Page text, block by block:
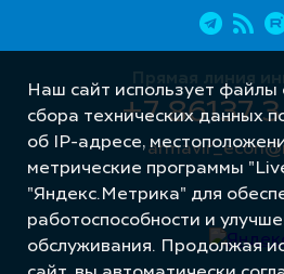
Прямая линия
+7 86137
Наш сайт использует файлы
сбора технических данных
об IP-адресе,
метрические программы
"Яндекс.Метрика" для
работоспособности и
обслуживания. Продолжая